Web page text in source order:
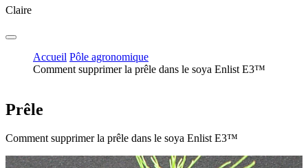
Claire
Accueil Pôle agronomique
Comment supprimer la prêle dans le soya Enlist E3™
Prêle
Comment supprimer la prêle dans le soya Enlist E3™